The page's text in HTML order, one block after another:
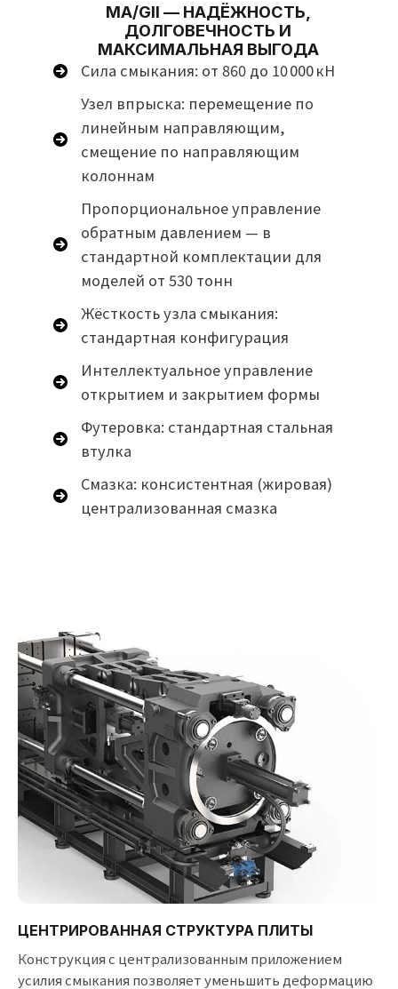
MA/GII — НАДЁЖНОСТЬ,
ДОЛГОВЕЧНОСТЬ И
МАКСИМАЛЬНАЯ ВЫГОДА
Сила смыкания: от 860 до 10 000 кН
Узел впрыска: перемещение по
линейным направляющим,
смещение по направляющим
колоннам
Пропорциональное управление
обратным давлением — в
стандартной комплектации для
моделей от 530 тонн
Жёсткость узла смыкания:
стандартная конфигурация
Интеллектуальное управление
открытием и закрытием формы
Футеровка: стандартная стальная
втулка
Смазка: консистентная (жировая)
централизованная смазка
ЦЕНТРИРОВАННАЯ СТРУКТУРА ПЛИТЫ
Конструкция с централизованным приложением
усилия смыкания позволяет уменьшить деформацию